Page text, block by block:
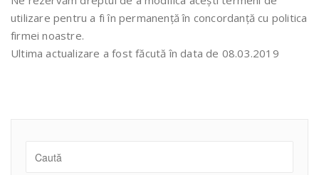
utilizare pentru a fi în permanență în concordanță cu politica
firmei noastre.
Ultima actualizare a fost făcută în data de 08.03.2019